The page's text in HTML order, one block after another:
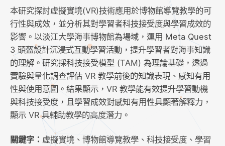
本研究探討虛擬實境(VR)技術應用於博物館導覽教學的可
行性與成效，並分析其對學習者科技接受度與學習成效的
影響。以淡江大學海事博物館為場域，運用 Meta Quest
3 頭盔設計沉浸式互動學習活動，提升學習者對海事知識
的理解。研究採科技接受模型 (TAM) 為理論基礎，透過
實驗與量化調查評估 VR 教學前後的知識表現、感知有用
性與使用意圖。結果顯示，VR 教學能有效提升學習動機
與科技接受度，且學習成效對感知有用性具顯著解釋力，
顯示 VR 具輔助教學的高度潛力。
關鍵字： 虛擬實境、博物館導覽教學、科技接受度、學習